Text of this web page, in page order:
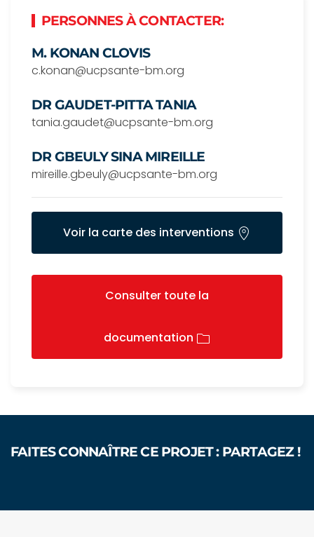
PERSONNES À CONTACTER:
M. KONAN CLOVIS
c.konan@ucpsante-bm.org
DR GAUDET-PITTA TANIA
tania.gaudet@ucpsante-bm.org
DR GBEULY SINA MIREILLE
mireille.gbeuly@ucpsante-bm.org
Voir la carte des interventions
Consulter toute la
documentation
FAITES CONNAÎTRE CE PROJET : PARTAGEZ !